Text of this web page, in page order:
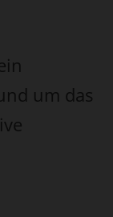
um das